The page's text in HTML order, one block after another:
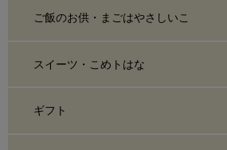
ご飯のお供・まごはやさしいこ
スイーツ・こめトはな
ギフト